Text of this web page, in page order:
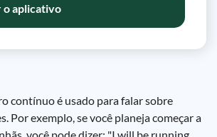
o aplicativo
contínuo é usado para falar sobre
Por exemplo, se você planeja começar a